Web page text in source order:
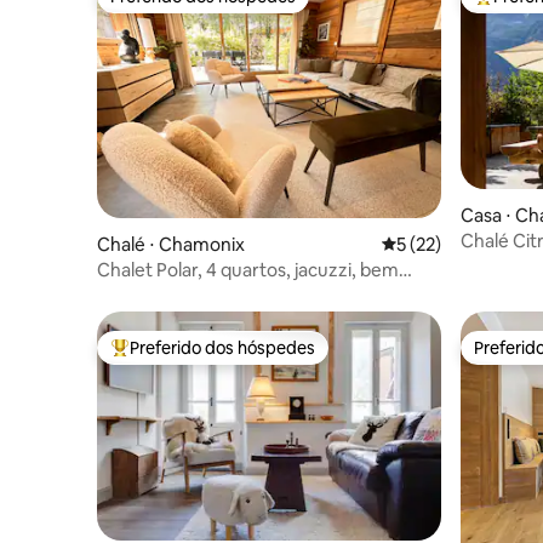
Preferido dos hóspedes
Chalé ⋅ Chamonix 5 de uma avaliação
5 (22)
Chalet Polar, 4 quartos, jacuzzi, bem
Entre
Casa ⋅
Chalé
Entre os melhores preferidos dos hóspedes
Preferido dos hóspedes